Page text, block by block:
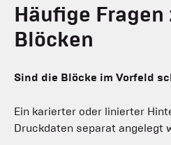
Häufige
Blöcken
Sind die Blöcke im Vorfeld
Ein karierter oder linierter
Druckdaten separat angelegt